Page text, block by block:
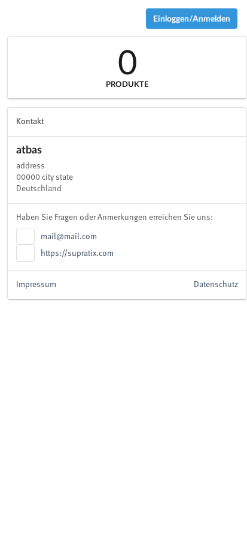
Einloggen/Anmelden
0
PRODUKTE
Kontakt
atbas
address
00000 city state
Deutschland
Haben Sie Fragen oder Anmerkungen erreichen Sie uns:
mail@mail.com
https://supratix.com
Datenschutz
Impressum